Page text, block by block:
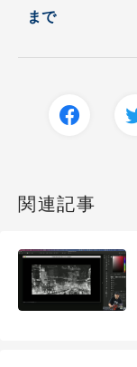
まで
関連記事